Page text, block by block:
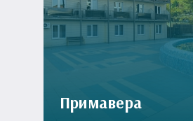
Примавера